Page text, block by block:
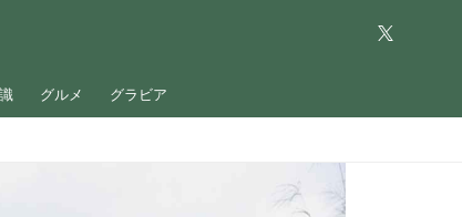
グルメ グラビア